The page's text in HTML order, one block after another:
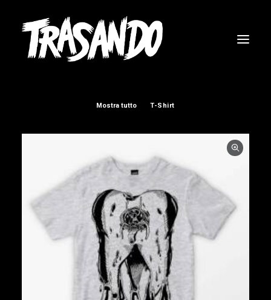
RICERCA
LOGIN / REGISTER
Mostra tutto T-Shirt